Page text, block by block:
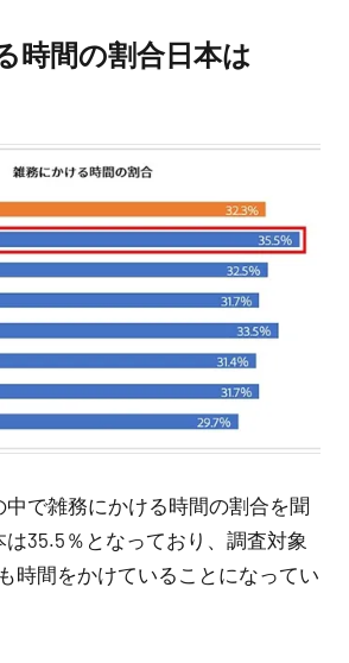
時間の割合日本は
で雑務にかける時間の割合を聞
35.5％となっており、調査対象
時間をかけていることになってい